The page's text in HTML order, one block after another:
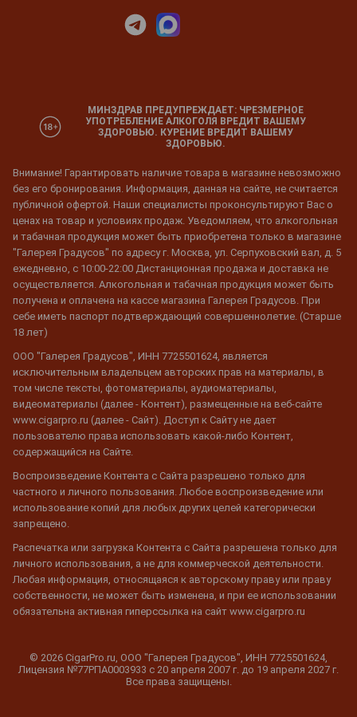
МИНЗДРАВ ПРЕДУПРЕЖДАЕТ: ЧРЕЗМЕРНОЕ
УПОТРЕБЛЕНИЕ АЛКОГОЛЯ ВРЕДИТ ВАШЕМУ
ЗДОРОВЬЮ. КУРЕНИЕ ВРЕДИТ ВАШЕМУ
ЗДОРОВЬЮ.
Внимание! Гарантировать наличие товара в магазине невозможно
без его бронирования. Информация, данная на сайте, не считается
публичной офертой. Наши специалисты проконсультируют Вас о
ценах на товар и условиях продаж. Уведомляем, что алкогольная
и табачная продукция может быть приобретена только в магазине
"Галерея Градусов" по адресу г. Москва, ул. Серпуховский вал, д. 5
ежедневно, с 10:00-22:00 Дистанционная продажа и доставка не
осуществляется. Алкогольная и табачная продукция может быть
получена и оплачена на кассе магазина Галерея Градусов. При
себе иметь паспорт подтверждающий совершеннолетие. (Старше
18 лет)
ООО "Галерея Градусов", ИНН 7725501624, является
исключительным владельцем авторских прав на материалы, в
том числе тексты, фотоматериалы, аудиоматериалы,
видеоматериалы (далее - Контент), размещенные на веб-сайте
www.cigarpro.ru (далее - Сайт). Доступ к Сайту не дает
пользователю права использовать какой-либо Контент,
содержащийся на Сайте.
Воспроизведение Контента с Сайта разрешено только для
частного и личного пользования. Любое воспроизведение или
использование копий для любых других целей категорически
запрещено.
Распечатка или загрузка Контента с Сайта разрешена только для
личного использования, а не для коммерческой деятельности.
Любая информация, относящаяся к авторскому праву или праву
собственности, не может быть изменена, и при ее использовании
обязательна активная гиперссылка на сайт www.cigarpro.ru
© 2026 CigarPro.ru, ООО "Галерея Градусов", ИНН 7725501624,
Лицензия №77РПА0003933 c 20 апреля 2007 г. до 19 апреля 2027 г.
Все права защищены.